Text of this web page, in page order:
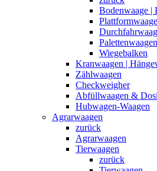
Bodenwaage |
Palettenwaagen
Wiegebalken
Kranwaagen |
Zählwaagen
Checkweigher
Abfüllwaagen &
Hubwagen-Waagen
Agrarwaagen
zurück
Agrarwaagen
Tierwaagen
zurück